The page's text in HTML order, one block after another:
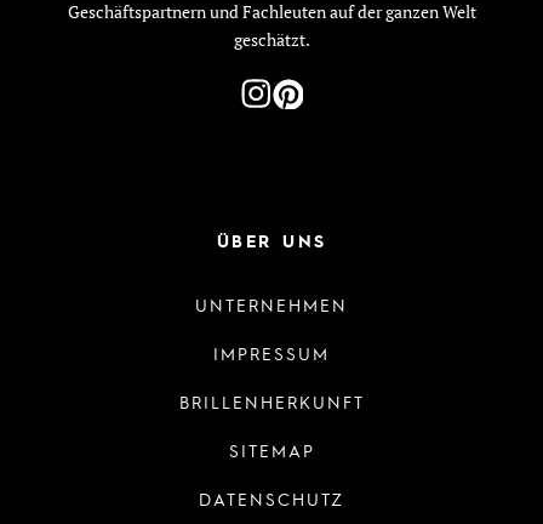
Geschäftspartnern und Fachleuten auf der ganzen Welt
geschätzt.
ÜBER UNS
UNTERNEHMEN
IMPRESSUM
BRILLENHERKUNFT
SITEMAP
DATENSCHUTZ